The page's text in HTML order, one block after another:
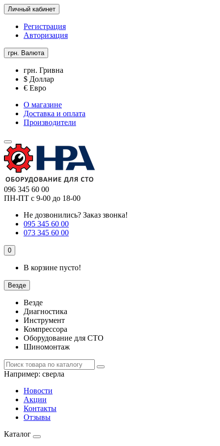
Личный кабинет
Регистрация
Авторизация
грн. Валюта
грн. Гривна
$ Доллар
€ Евро
О магазине
Доставка и оплата
Производители
096 345 60 00
ПН-ПТ с 9-00 до 18-00
Не дозвонились? Заказ звонка!
095 345 60 00
073 345 60 00
0
В корзине пусто!
Везде
Везде
Диагностика
Инструмент
Компрессора
Оборудование для СТО
Шиномонтаж
Например: сверла
Новости
Акции
Контакты
Отзывы
Каталог